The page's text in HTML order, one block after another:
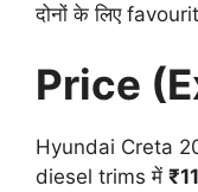
दोनों के लिए
Price
Hyundai Creta
diesel trims में